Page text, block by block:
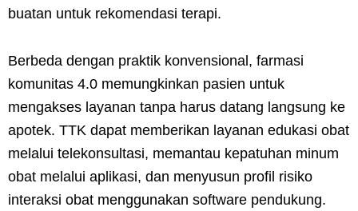
buatan untuk rekomendasi terapi.
Berbeda dengan praktik konvensional, farmasi
komunitas 4.0 memungkinkan pasien untuk
mengakses layanan tanpa harus datang langsung ke
apotek. TTK dapat memberikan layanan edukasi obat
melalui telekonsultasi, memantau kepatuhan minum
obat melalui aplikasi, dan menyusun profil risiko
interaksi obat menggunakan software pendukung.